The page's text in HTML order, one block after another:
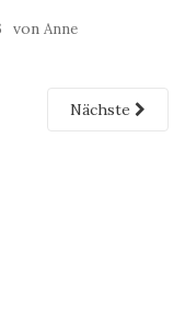
von Anne
Nächste